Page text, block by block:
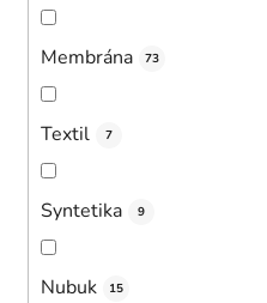
Membrána 73
Textil 7
Syntetika 9
Nubuk 15